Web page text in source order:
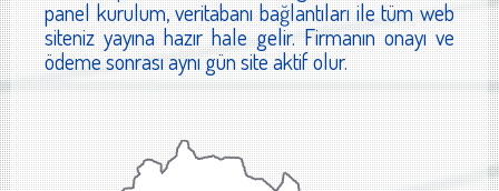
panel kurulum, veritabanı bağlantıları ile tüm web
siteniz yayına hazır hale gelir. Firmanın onayı ve
ödeme sonrası aynı gün site aktif olur.